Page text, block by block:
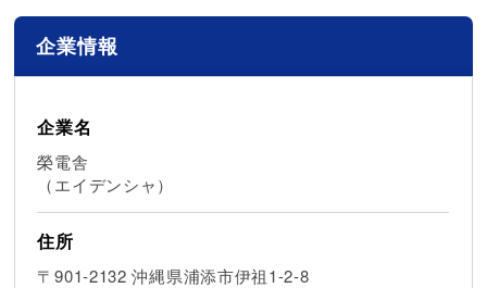
企業情報
企業名
榮電舎
（エイデンシャ）
住所
〒901-2132 沖縄県浦添市伊祖1-2-8